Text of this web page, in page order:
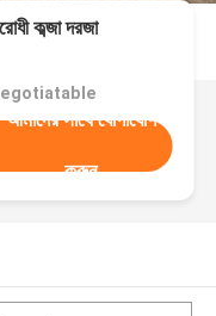
কব্জা দরজা
আমাদের সাথে যোগাযোগ
করুন